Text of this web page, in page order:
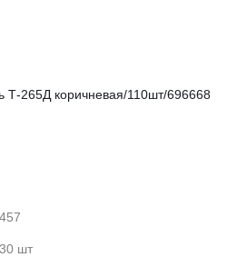
Т-265Д коричневая/110шт/696668
шт